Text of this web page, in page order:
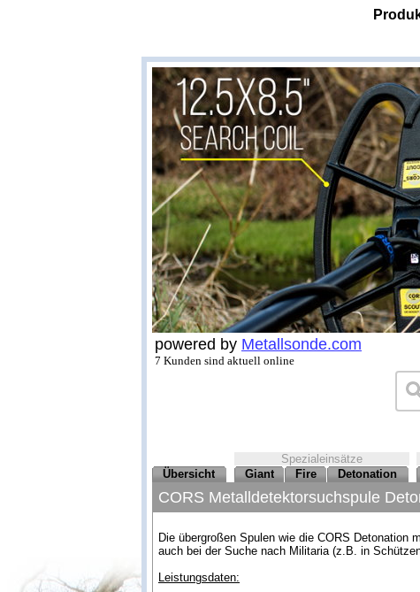
powered by Metallsonde.com
7 Kunden sind aktuell online
Spezialeinsätze
Übersicht
Giant Fire Detonation
CORS Metalldetektorsuchspule
Die übergroßen Spulen wie die CORS
auch bei der Suche nach Militaria (z.B. in
Leistungsdaten: